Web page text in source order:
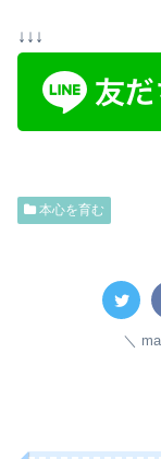
↓↓↓
本心を育む